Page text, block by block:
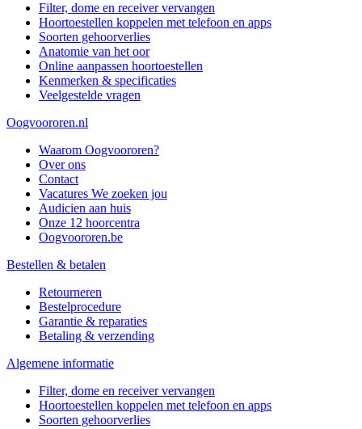
Filter, dome en receiver vervangen
Hoortoestellen koppelen met telefoon en apps
Soorten gehoorverlies
Anatomie van het oor
Online aanpassen hoortoestellen
Kenmerken & specificaties
Veelgestelde vragen
Oogvoororen.nl
Waarom Oogvoororen?
Over ons
Contact
Vacatures We zoeken jou
Audicien aan huis
Onze 12 hoorcentra
Oogvoororen.be
Bestellen & betalen
Retourneren
Bestelprocedure
Garantie & reparaties
Betaling & verzending
Algemene informatie
Filter, dome en receiver vervangen
Hoortoestellen koppelen met telefoon en apps
Soorten gehoorverlies